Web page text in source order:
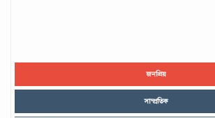
জনপ্রিয়
সাম্প্রতিক